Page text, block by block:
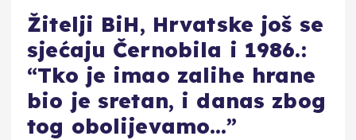
Žitelji BiH, Hrvatske još se
sjećaju Černobila i 1986.:
“Tko je imao zalihe hrane
bio je sretan, i danas zbog
tog obolijevamo…”